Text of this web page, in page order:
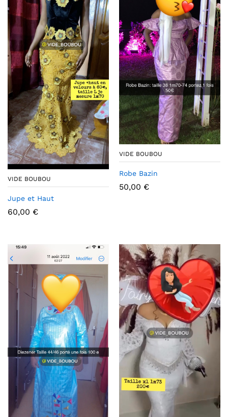
VIDE BOUBOU
Jupe et Haut
60,00 €
VIDE BOUBOU
Robe Bazin
50,00 €